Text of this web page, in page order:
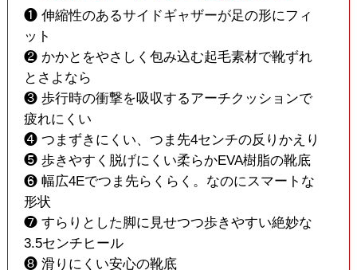
❶ 伸縮性のあるサイドギャザーが足の形にフィ
ット
❷ かかとをやさしく包み込む起毛素材で靴ずれ
とさよなら
❸ 歩行時の衝撃を吸収するアーチクッションで
疲れにくい
❹ つまずきにくい、つま先4センチの反りかえり
❺ 歩きやすく脱げにくい柔らかEVA樹脂の靴底
❻ 幅広4Eでつま先らくらく。なのにスマートな
形状
❼ すらりとした脚に見せつつ歩きやすい絶妙な
3.5センチヒール
❽ 滑りにくい安心の靴底